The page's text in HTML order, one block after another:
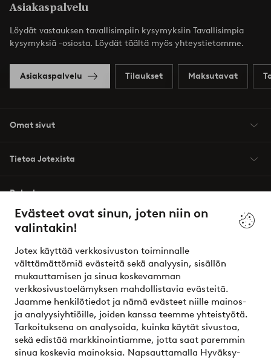
Evästeet ovat sinun, joten niin on
valintakin!
Jotex käyttää verkkosivuston toiminnalle
välttämättömiä evästeitä sekä analyysin, sisällön
mukauttamisen ja sinua koskevamman
verkkosivustoelämyksen mahdollistavia evästeitä.
Jaamme henkilötiedot ja nämä evästeet niille mainos-
ja analyysiyhtiöille, joiden kanssa teemme yhteistyötä.
Tarkoituksena on analysoida, kuinka käytät sivustoa,
sekä edistää markkinointiamme, jotta saat paremmin
sinua koskevia mainoksia. Napsauttamalla Hyväksy-
Asiakaspalvelu
Löydät vastauksen tavallisimpiin kysymyksiin Tavallisimpia
kysymyksiä -osiosta. Löydät täältä myös yhteystietomme.
Asiakaspalvelu Tilaukset Maksutavat
Omat sivut
Tietoa Jotexista
Palvelumme
Ehdot
Ystävät
Turvalliset maksut – maksa nyt tai erissä
Haluatko tietää lisää maksuvaihtoehdoistamme?
elpy